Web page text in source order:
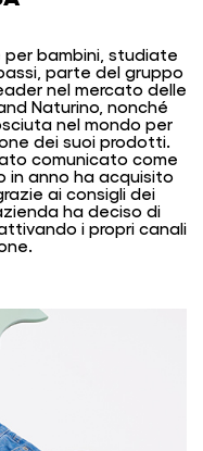
bambini, studiate
parte del gruppo
nel mercato delle
Naturino, nonché
nel mondo per
dei suoi prodotti.
comunicato come
in anno ha acquisito
ai consigli dei
ha deciso di
i propri canali